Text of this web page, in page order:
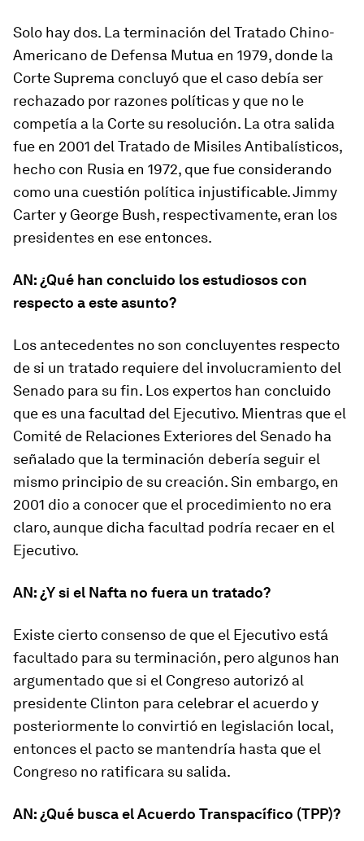
Solo hay dos. La terminación del Tratado Chino-
Americano de Defensa Mutua en 1979, donde la
Corte Suprema concluyó que el caso debía ser
rechazado por razones políticas y que no le
competía a la Corte su resolución. La otra salida
fue en 2001 del Tratado de Misiles Antibalísticos,
hecho con Rusia en 1972, que fue considerando
como una cuestión política injustificable. Jimmy
Carter y George Bush, respectivamente, eran los
presidentes en ese entonces.
AN: ¿Qué han concluido los estudiosos con
respecto a este asunto?
Los antecedentes no son concluyentes respecto
de si un tratado requiere del involucramiento del
Senado para su fin. Los expertos han concluido
que es una facultad del Ejecutivo. Mientras que el
Comité de Relaciones Exteriores del Senado ha
señalado que la terminación debería seguir el
mismo principio de su creación. Sin embargo, en
2001 dio a conocer que el procedimiento no era
claro, aunque dicha facultad podría recaer en el
Ejecutivo.
AN: ¿Y si el Nafta no fuera un tratado?
Existe cierto consenso de que el Ejecutivo está
facultado para su terminación, pero algunos han
argumentado que si el Congreso autorizó al
presidente Clinton para celebrar el acuerdo y
posteriormente lo convirtió en legislación local,
entonces el pacto se mantendría hasta que el
Congreso no ratificara su salida.
AN: ¿Qué busca el Acuerdo Transpacífico (TPP)?